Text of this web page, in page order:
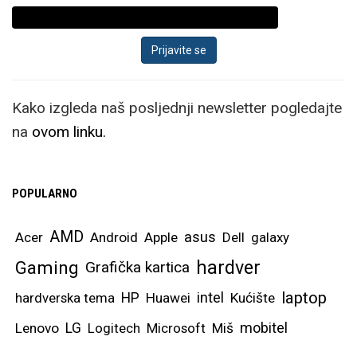
Kako izgleda naš posljednji newsletter pogledajte
na ovom linku.
POPULARNO
Acer AMD Android Apple asus Dell galaxy
Gaming Grafička kartica hardver
hardverska tema HP Huawei intel Kućište laptop
Lenovo LG Logitech Microsoft Miš mobitel